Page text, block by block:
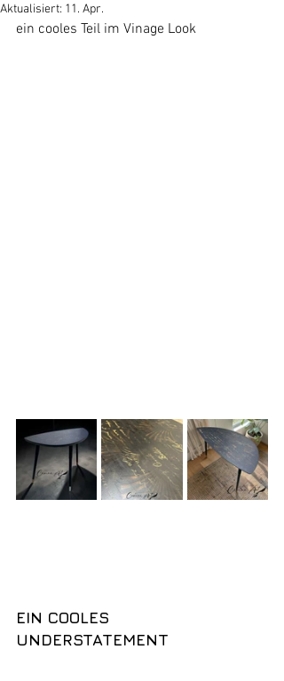
Aktualisiert: 11. Apr.
ein cooles Teil im Vinage Look
EIN COOLES
UNDERSTATEMENT